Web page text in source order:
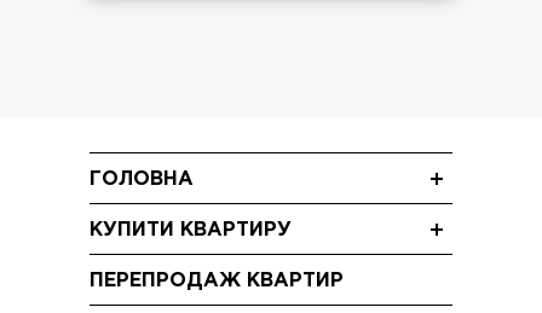
ГОЛОВНА
Акції
Відео
КУПИТИ КВАРТИРУ
ПЕРЕПРОДАЖ КВАРТИР